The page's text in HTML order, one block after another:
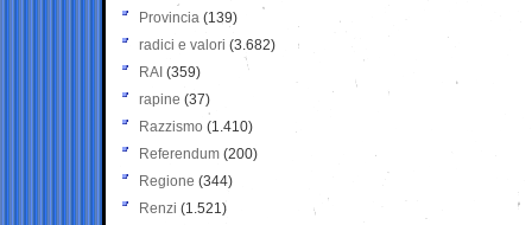
Provincia (139)
radici e valori (3.682)
RAI (359)
rapine (37)
Razzismo (1.410)
Referendum (200)
Regione (344)
Renzi (1.521)